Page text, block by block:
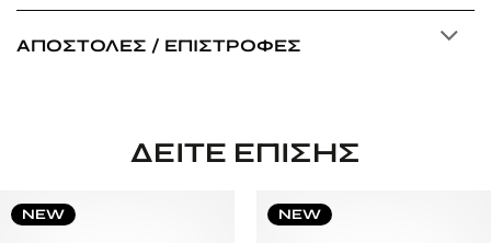
ΑΠΟΣΤΟΛΈΣ / ΕΠΙΣΤΡΟΦΈΣ
ΔΕΊΤΕ ΕΠΊΣΗΣ
NEW NEW